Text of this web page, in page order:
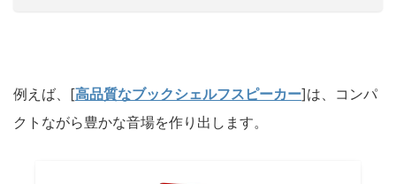
例えば、[高品質なブックシェルフスピーカー]は、コンパ
クトながら豊かな音場を作り出します。